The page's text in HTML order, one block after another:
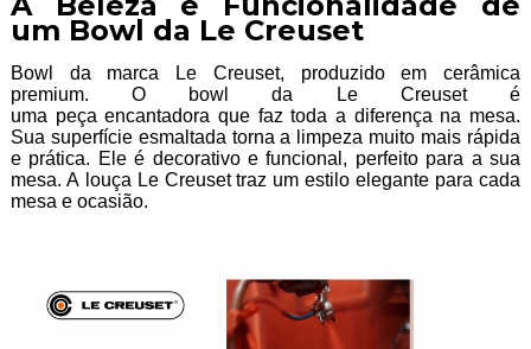
um Bowl da Le Creuset
Bowl da marca Le Creuset, produzido em cerâmica
premium. O bowl da Le Creuset é
uma peça encantadora que faz toda a diferença na mesa.
Sua superfície esmaltada torna a limpeza muito mais rápida
e prática. Ele é decorativo e funcional, perfeito para a sua
mesa. A louça Le Creuset traz um estilo elegante para cada
mesa e ocasião.